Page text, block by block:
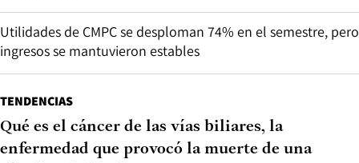
Utilidades de CMPC se desploman 74% en el semestre, pero
ingresos se mantuvieron estables
TENDENCIAS
Qué es el cáncer de las vías biliares, la
enfermedad que provocó la muerte de una